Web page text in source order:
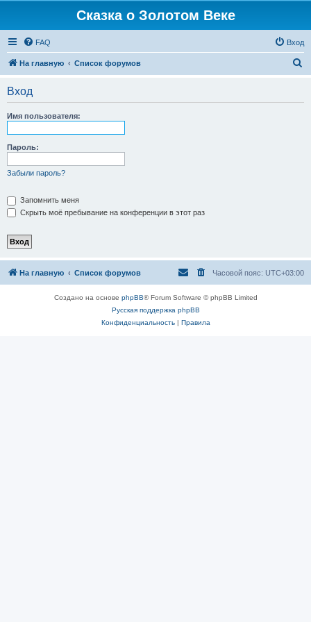
Сказка о Золотом Веке
FAQ Вход
На главную Список форумов
Вход
Имя пользователя:
Пароль:
Забыли пароль?
Запомнить меня
Скрыть моё пребывание на конференции в этот раз
На главную Список форумов Часовой пояс: UTC+03:00
Создано на основе phpBB® Forum Software © phpBB Limited
Русская поддержка phpBB
Конфиденциальность| Правила